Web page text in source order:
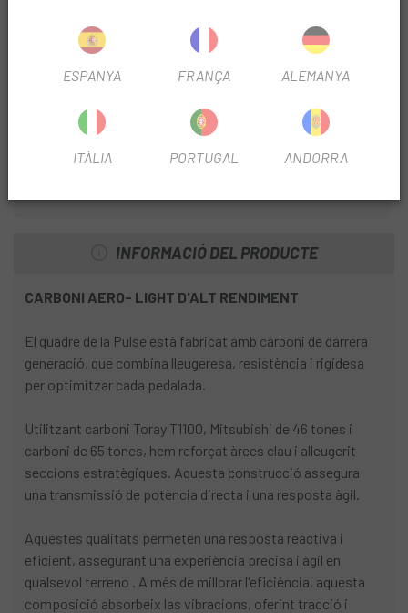
Nº PLATS
TIJA TELESCÒPICA No
PERFIL LLANTA
INFORMACIÓ DEL PRODUCTE
CARBONI AERO- LIGHT D'ALT RENDIMENT
El quadre de la Pulse està fabricat amb carboni de darrera
generació, que combina lleugeresa, resistència i rigidesa
per optimitzar cada pedalada.
Utilitzant carboni Toray T1100, Mitsubishi de 46 tones i
carboni de 65 tones, hem reforçat àrees clau i alleugerit
seccions estratègiques. Aquesta construcció assegura
una transmissió de potència directa i una resposta àgil.
Aquestes qualitats permeten una resposta reactiva i
eficient, assegurant una experiència precisa i àgil en
qualsevol terreno . A més de millorar l'eficiència, aquesta
composició absorbeix las vibracions, oferint tracció i
ESPANYA FRANÇA ALEMANYA
ITÀLIA PORTUGAL ANDORRA